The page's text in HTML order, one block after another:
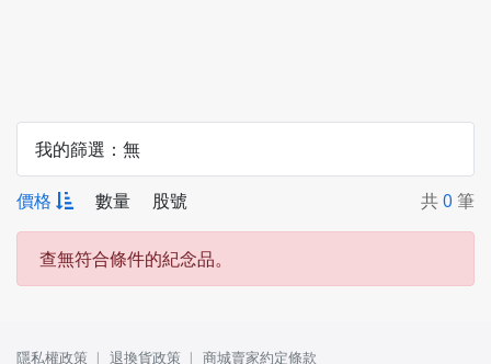
我的篩選： 無
價格 數量 股號 共0 筆
查無符合條件的紀念品。
隱私權政策 退換貨政策 商城賣家約定條款